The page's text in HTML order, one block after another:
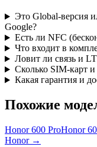
Это Global-версия
Google?
Есть ли NFC
Что входит в
Ловит ли связь и
Сколько SIM-карт и
Какая гарантия и
Похожие
Honor 600 ProHonor
Honor →